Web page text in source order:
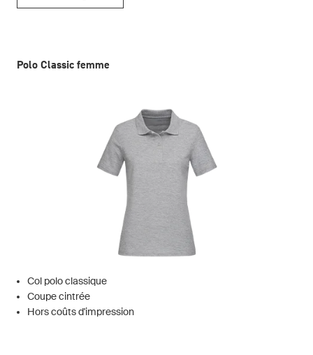
Polo Classic femme
Col polo classique
Coupe cintrée
Hors coûts d'impression